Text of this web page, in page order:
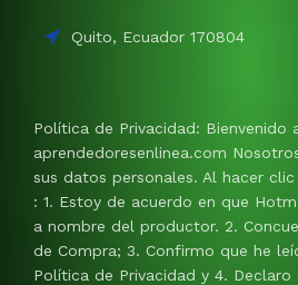
Quito, Ecuador 170804
Política de Privacidad: Bienvenido
aprendedoresenlinea.com
sus datos personales. Al hacer clic
: 1. Estoy de acuerdo en que
a nombre del productor. 2.
de Compra; 3. Confirmo que he
Política de Privacidad y 4. Declaro